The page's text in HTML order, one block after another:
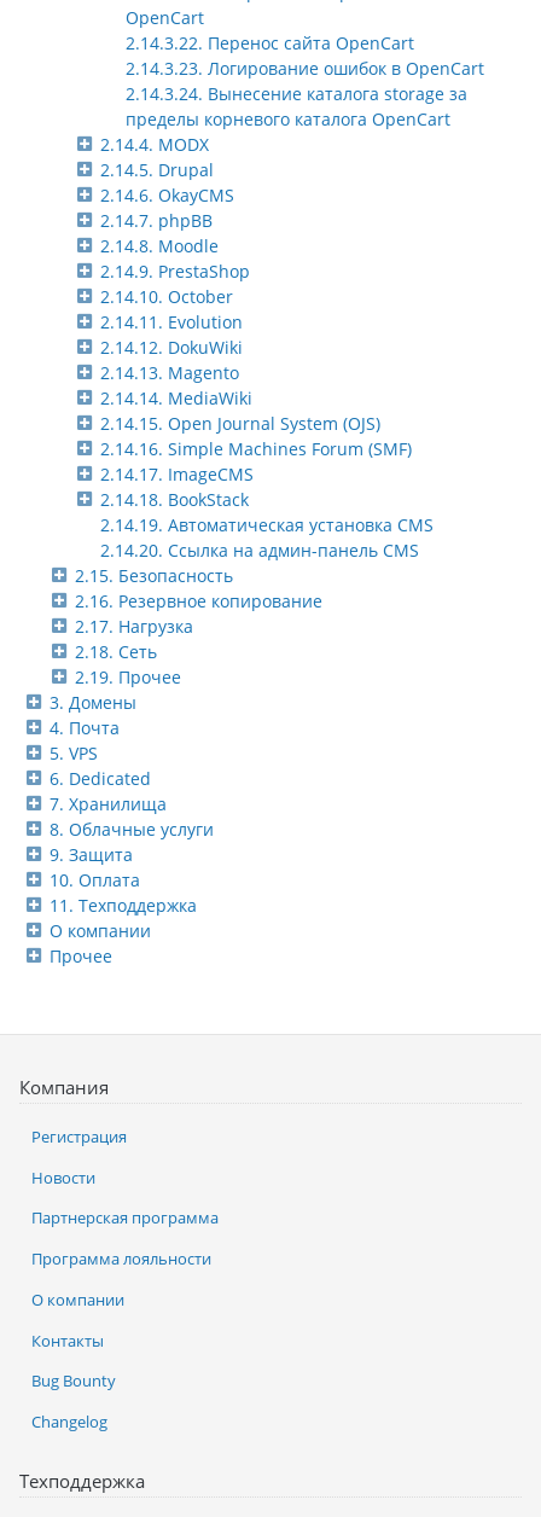
OpenCart
2.14.3.22. Перенос сайта OpenСart
2.14.3.23. Логирование ошибок в OpenCart
2.14.3.24. Вынесение каталога storage за
пределы корневого каталога OpenCart
2.14.4. MODX
2.14.5. Drupal
2.14.6. OkayCMS
2.14.7. phpBB
2.14.8. Moodle
2.14.9. PrestaShop
2.14.10. October
2.14.11. Evolution
2.14.12. DokuWiki
2.14.13. Magento
2.14.14. MediaWiki
2.14.15. Open Journal System (OJS)
2.14.16. Simple Machines Forum (SMF)
2.14.17. ImageCMS
2.14.18. BookStack
2.14.19. Автоматическая установка CMS
2.14.20. Ссылка на админ-панель CMS
2.15. Безопасность
2.16. Резервное копирование
2.17. Нагрузка
2.18. Сеть
2.19. Прочее
3. Домены
4. Почта
5. VPS
6. Dedicated
7. Хранилища
8. Облачные услуги
9. Защита
10. Оплата
11. Техподдержка
О компании
Прочее
Компания
Регистрация
Новости
Партнерская программа
Программа лояльности
О компании
Контакты
Bug Bounty
Changelog
Техподдержка